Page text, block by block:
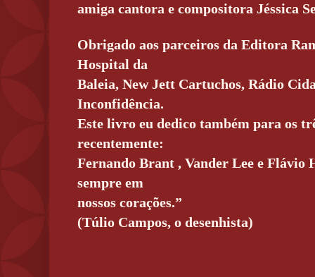
amiga cantora e compositora Jéssica
Obrigado aos parceiros da Editora
Hospital da
Baleia, New Jett Cartuchos, Rádio
Inconfidência.
Este livro eu dedico também para os
recentemente:
Fernando Brant , Vander Lee e Flávio
sempre em
nossos corações.”
(Túlio Campos, o desenhista)